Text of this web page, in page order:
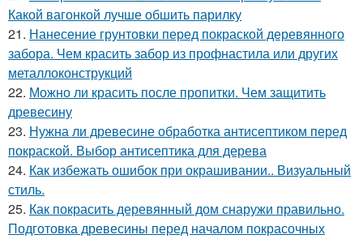
Какой вагонкой лучше обшить парилку
21. Нанесение грунтовки перед покраской деревянного
забора. Чем красить забор из профнастила или других
металлоконструкций
22. Можно ли красить после пропитки. Чем защитить
древесину
23. Нужна ли древесине обработка антисептиком перед
покраской. Выбор антисептика для дерева
24. Как избежать ошибок при окрашивании.. Визуальный
стиль.
25. Как покрасить деревянный дом снаружи правильно.
Подготовка древесины перед началом покрасочных